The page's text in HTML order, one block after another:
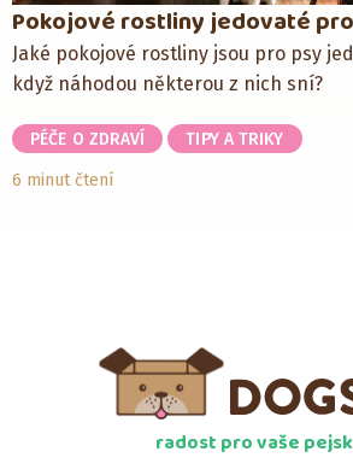
Pokojové rostliny jedovaté
Jaké pokojové rostliny jsou pro psy
když náhodou některou z nich sní?
PÉČE O ZDRAVÍ
TIPY A TRIKY
6 minut čtení
radost pro vaše